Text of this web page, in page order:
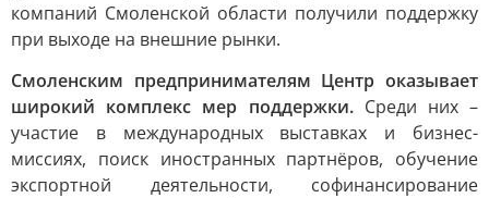
компаний Смоленской области получили поддержку
при выходе на внешние рынки.
Смоленским предпринимателям Центр оказывает
широкий комплекс мер поддержки. Среди них –
участие в международных выставках и бизнес-
миссиях, поиск иностранных партнёров, обучение
экспортной деятельности, софинансирование